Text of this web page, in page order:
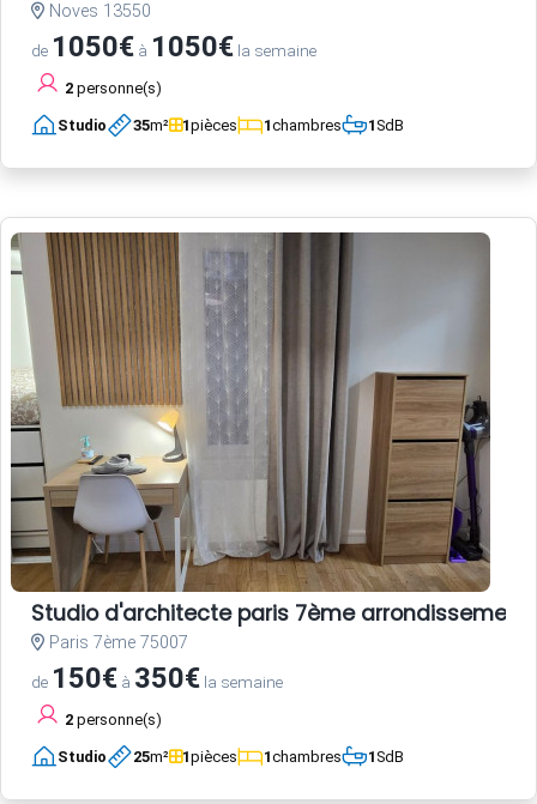
Noves 13550
de 1050€ à 1050€ la semaine
2 personne(s)
Studio 35m² 1pièces 1chambres 1SdB
Studio d'architecte paris 7ème arrondissement
Paris 7ème 75007
de 150€ à 350€ la semaine
2 personne(s)
Studio 25m² 1pièces 1chambres 1SdB